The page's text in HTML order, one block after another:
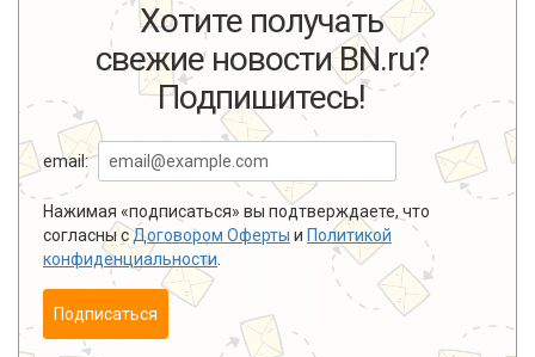
Хотите получать
свежие новости BN.ru?
Подпишитесь!
email:
Нажимая «подписаться» вы подтверждаете, что
согласны сДоговором Оферты и Политикой
конфиденциальности.
Подписаться